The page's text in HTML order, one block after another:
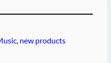
, new products